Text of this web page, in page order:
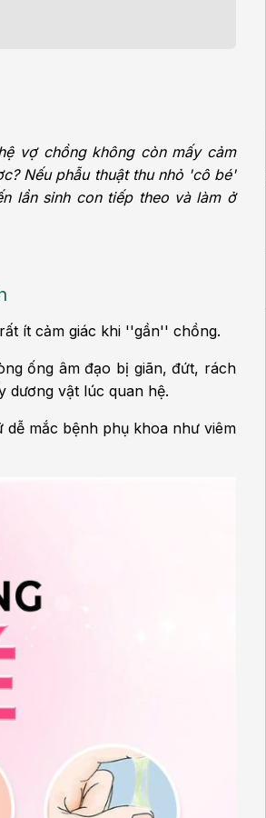
Tâm lý và sức khỏe tâm
thần
Nam học
vợ chồng không còn mấy cảm
Nếu phẫu thuật thu nhỏ 'cô bé'
lần sinh con tiếp theo và làm ở
ít cảm giác khi ''gần'' chồng.
ống âm đạo bị giãn, đứt, rách
dương vật lúc quan hệ.
mắc bệnh phụ khoa như viêm